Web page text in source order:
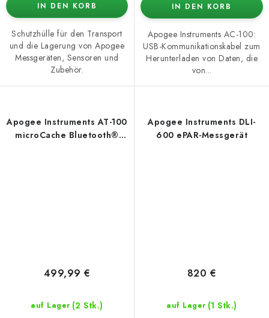
IN DEN KORB
Schutzhülle für den Transport
und die Lagerung von Apogee
Messgeräten, Sensoren und
Zubehör.
IN DEN KORB
Apogee Instruments AC-100:
USB-Kommunikationskabel zum
Herunterladen von Daten, die
von...
Apogee Instruments AT-100
microCache Bluetooth®
auf Lager (2 Stk.)
499,99 €
Apogee Instruments DLI-
600 ePAR-Messgerät
auf Lager (1 Stk.)
820 €